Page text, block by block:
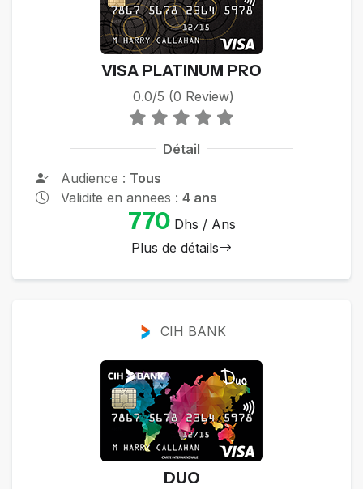
VISA PLATINUM PRO
0.0/5 (0 Review)
Détail
Audience : Tous
Validite en annees : 4 ans
770Dhs / Ans
Plus de détails
CIH BANK
DUO